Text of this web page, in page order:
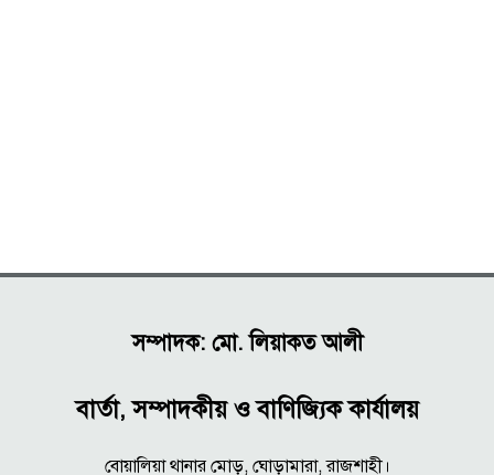
সম্পাদক: মো. লিয়াকত আলী
বার্তা, সম্পাদকীয় ও বাণিজ্যিক কার্যালয়
বোয়ালিয়া থানার মোড়, ঘোড়ামারা, রাজশাহী।